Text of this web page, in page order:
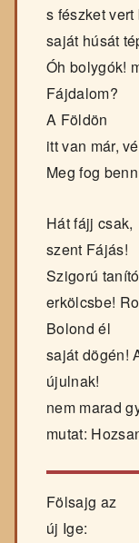
s fészket
saját húsát
Óh bolygók!
Fájdalom?
A Földön
itt van már,
Meg fog
Hát fájj csak,
szent Fájás!
Szigorú
erkölcsbe!
Bolond él
saját dögén!
újulnak!
nem marad
mutat:
Fölsajg az
új Ige: